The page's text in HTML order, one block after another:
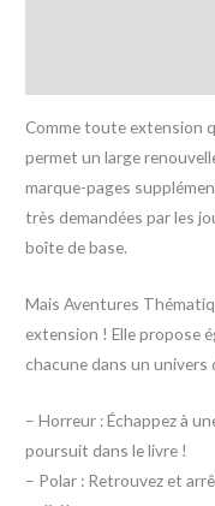
Comme toute extension
permet un large
marque-pages
très demandées par les
boîte de base.
Mais Aventures
extension ! Elle propose
chacune dans un univers
– Horreur : Échappez à
poursuit dans le livre !
– Polar : Retrouvez et